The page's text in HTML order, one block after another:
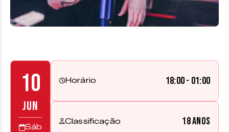
10
JUN
Sáb
Horário 18:00 - 01:00
Classificação 18 anos